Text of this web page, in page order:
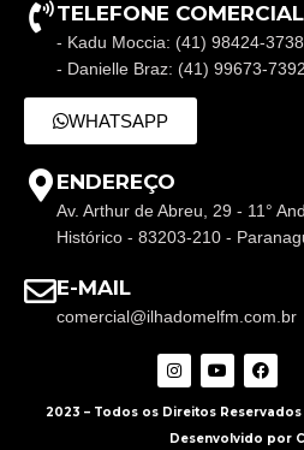
TELEFONE COMERCIAL
- Kadu Moccia: (41) 98424-3738
- Danielle Braz: (41) 99673-7392
WHATSAPP
ENDEREÇO
Av. Arthur de Abreu, 29 - 11°
Histórico - 83203-210 -
E-MAIL
comercial@ilhadomelfm.com.br
2023 – Todos os Direitos
Desenvolvido por